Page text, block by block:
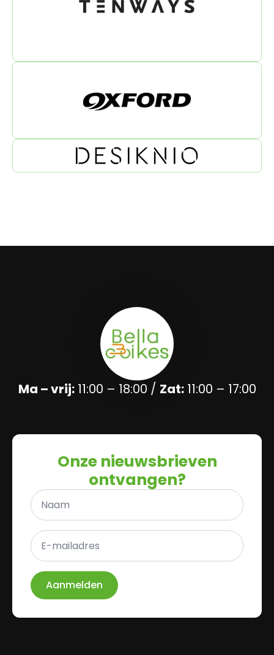
Ma – vrij:11:00 – 18:00 / Zat:11:00 – 17:00
Onze nieuwsbrieven
ontvangen?
Naam
*
E-
mailadres
*
Aanmelden